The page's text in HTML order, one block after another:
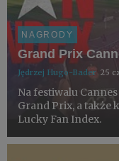
NAGRODY
Grand Prix
Jędrzej Hugo-Bader 25
Na festiwalu
Grand Prix, a także
Lucky Fan Index.